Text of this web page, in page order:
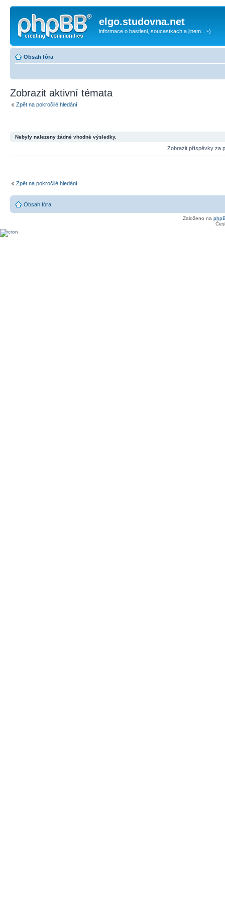
elgo.studovna.net
informace o bastleni, soucastkach a jinem...:-)
Obsah fóra
Zobrazit aktivní témata
Zpět na pokročilé hledání
Nebyly nalezeny žádné vhodné výsledky.
Zobrazit příspěvky za
Zpět na pokročilé hledání
Obsah fóra
Založeno na